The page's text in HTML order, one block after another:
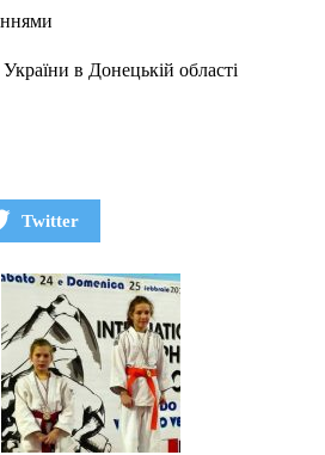
в Донецькій області
Twitter